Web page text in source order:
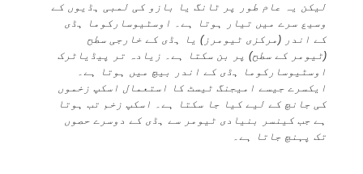
لیکن یہ عام طور پر ٹانگ یا بازو کی لمبی ہڈیوں کے
وسیع سرے میں تیار ہوتا ہے۔ اوسٹیوسارکوما ہڈی
کے اندر (مرکزی ٹیومرز) یا ہڈی کے خارجی سطح
(ٹیومر کے سطح) پر بن سکتا ہے۔ زیادہ تر پیڈیاٹرک
اوسٹیوسارکوما ہڈی کے اندر بیچ میں ہوتا ہے۔
ایکسرے جیسے امیجنگ ٹیسٹ کا استعمال اسکپ زخموں
کی جانچ کے لیے کیا جا سکتا ہے۔ اسکپ زخم تب ہوتا
ہے جب کینسر بنیادی ٹیومر سے ہڈی کے دوسرے حصوں
تک پہنچ جاتا ہے۔